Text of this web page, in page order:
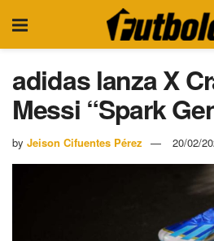
adidas lanza X
Messi “Spark
by Jeison Cifuentes Pérez 20/02/